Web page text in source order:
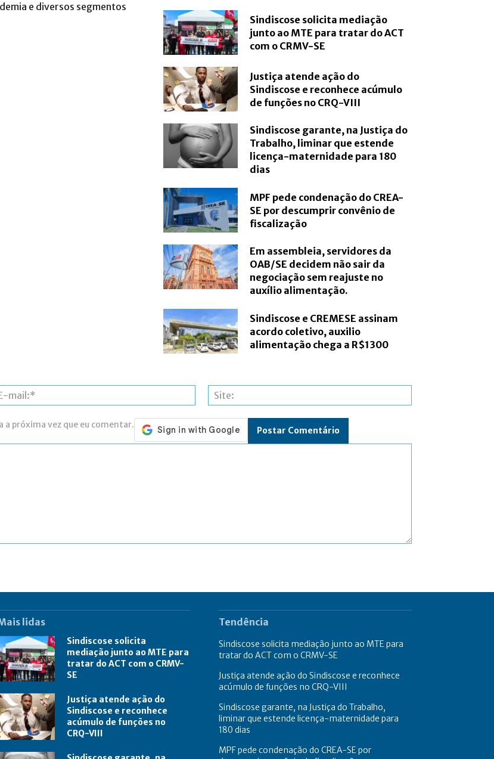
e diversos segmentos
Sindiscose solicita mediação
junto ao MTE para tratar do ACT
com o CRMV-SE
Justiça atende ação do
Sindiscose e reconhece acúmulo
de funções no CRQ-VIII
Sindiscose garante, na Justiça do
Trabalho, liminar que estende
licença-maternidade para 180
dias
MPF pede condenação do CREA-
SE por descumprir convênio de
fiscalização
Em assembleia, servidores da
OAB/SE decidem não sair da
negociação sem reajuste no
auxílio alimentação.
Sindiscose e CREMESE assinam
acordo coletivo, auxilio
alimentação chega a R$1300
mail:*
a próxima vez que eu comentar.
lidas
Sindiscose solicita
mediação junto ao MTE para
tratar do ACT com o CRMV-
SE
Justiça atende ação do
Sindiscose e reconhece
acúmulo de funções no
CRQ-VIII
Tendência
Sindiscose solicita mediação junto ao MTE para
tratar do ACT com o CRMV-SE
Justiça atende ação do Sindiscose e reconhece
acúmulo de funções no CRQ-VIII
Sindiscose garante, na Justiça do Trabalho,
liminar que estende licença-maternidade para
180 dias
MPF pede condenação do CREA-SE por